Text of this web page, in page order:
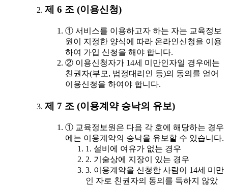
제 6 조 (이용신청)
① 서비스를 이용하고자 하는 자는 교육정보
원이 지정한 양식에 따라 온라인신청을 이용
하여 가입 신청을 해야 합니다.
② 이용신청자가 14세 미만인자일 경우에는
친권자(부모, 법정대리인 등)의 동의를 얻어
이용신청을 하여야 합니다.
제 7 조 (이용계약 승낙의 유보)
① 교육정보원은 다음 각 호에 해당하는 경우
에는 이용계약의 승낙을 유보할 수 있습니다.
1. 설비에 여유가 없는 경우
2. 기술상에 지장이 있는 경우
3. 이용계약을 신청한 사람이 14세 미만
인 자로 친권자의 동의를 득하지 않았